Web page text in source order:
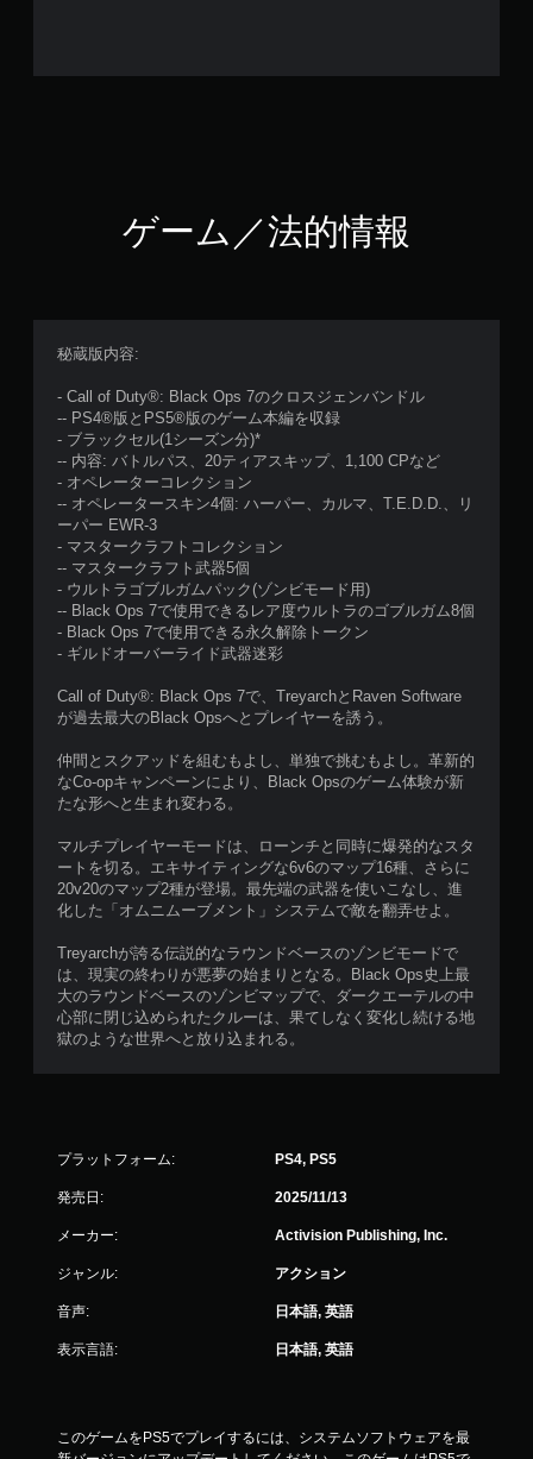
ゲーム／法的情報
秘蔵版内容:
- Call of Duty®: Black Ops 7のクロスジェンバンドル
-- PS4®版とPS5®版のゲーム本編を収録
- ブラックセル(1シーズン分)*
-- 内容: バトルパス、20ティアスキップ、1,100 CPなど
- オペレーターコレクション
-- オペレータースキン4個: ハーパー、カルマ、T.E.D.D.、リ
ーパー EWR-3
- マスタークラフトコレクション
-- マスタークラフト武器5個
- ウルトラゴブルガムパック(ゾンビモード用)
-- Black Ops 7で使用できるレア度ウルトラのゴブルガム8個
- Black Ops 7で使用できる永久解除トークン
- ギルドオーバーライド武器迷彩
Call of Duty®: Black Ops 7で、TreyarchとRaven Software
が過去最大のBlack Opsへとプレイヤーを誘う。
仲間とスクアッドを組むもよし、単独で挑むもよし。革新的
なCo-opキャンペーンにより、Black Opsのゲーム体験が新
たな形へと生まれ変わる。
マルチプレイヤーモードは、ローンチと同時に爆発的なスタ
ートを切る。エキサイティングな6v6のマップ16種、さらに
20v20のマップ2種が登場。最先端の武器を使いこなし、進
化した「オムニムーブメント」システムで敵を翻弄せよ。
Treyarchが誇る伝説的なラウンドベースのゾンビモードで
は、現実の終わりが悪夢の始まりとなる。Black Ops史上最
大のラウンドベースのゾンビマップで、ダークエーテルの中
心部に閉じ込められたクルーは、果てしなく変化し続ける地
獄のような世界へと放り込まれる。
プラットフォーム: PS4, PS5
発売日: 2025/11/13
メーカー: Activision Publishing, Inc.
ジャンル: アクション
音声: 日本語, 英語
表示言語: 日本語, 英語
このゲームをPS5でプレイするには、システムソフトウェアを最